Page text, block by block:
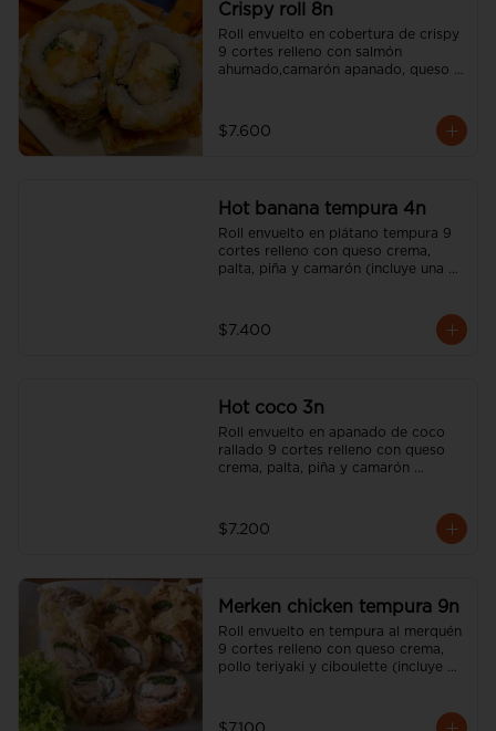
Crispy roll 8n
Roll envuelto en cobertura de crispy
9 cortes relleno con salmón
ahumado,camarón apanado, queso
$7.600
Hot banana tempura 4n
Roll envuelto en plátano tempura 9
cortes relleno con queso crema,
palta, piña y camarón (incluye una
$7.400
Hot coco 3n
Roll envuelto en apanado de coco
rallado 9 cortes relleno con queso
crema, palta, piña y camarón
$7.200
Merken chicken tempura 9n
Roll envuelto en tempura al merquén
9 cortes relleno con queso crema,
pollo teriyaki y ciboulette (incluye